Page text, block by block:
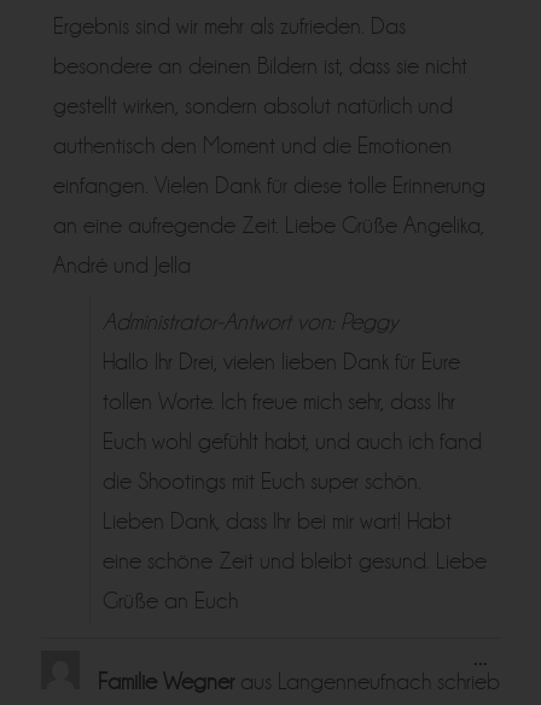
Ergebnis sind wir mehr als zufrieden. Das
besondere an deinen Bildern ist, dass sie nicht
gestellt wirken, sondern absolut natürlich und
authentisch den Moment und die Emotionen
einfangen. Vielen Dank für diese tolle Erinnerung
an eine aufregende Zeit. Liebe Grüße Angelika,
André und Jella
Administrator-Antwort von: Peggy
Hallo Ihr Drei, vielen lieben Dank für Eure
tollen Worte. Ich freue mich sehr, dass Ihr
Euch wohl gefühlt habt, und auch ich fand
die Shootings mit Euch super schön.
Lieben Dank, dass Ihr bei mir wart! Habt
eine schöne Zeit und bleibt gesund. Liebe
Grüße an Euch
Familie Wegner aus Langenneufnach schrieb
...
ein-/